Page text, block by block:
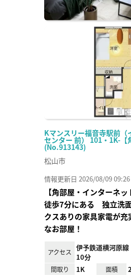
Kマンスリー福音寺駅前（
センター 前） 101・1K-【
(No.913143)
松山市
情報更新日 2026/08/09 09:26
【角部屋・インターネ
徒歩7分にある 独立洗
クスありの家具家電が
なお部屋！
アクセス
伊予鉄道横河原
10分
間取り 1K 面積